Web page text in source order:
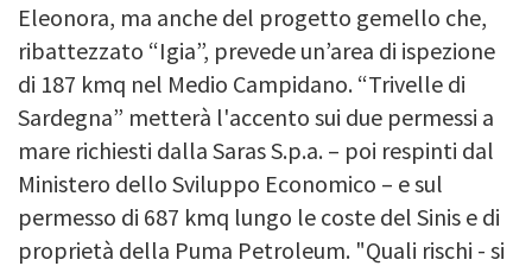
Eleonora, ma anche del progetto gemello che,
ribattezzato “Igia”, prevede un’area di ispezione
di 187 kmq nel Medio Campidano. “Trivelle di
Sardegna” metterà l'accento sui due permessi a
mare richiesti dalla Saras S.p.a. – poi respinti dal
Ministero dello Sviluppo Economico – e sul
permesso di 687 kmq lungo le coste del Sinis e di
proprietà della Puma Petroleum. "Quali rischi - si